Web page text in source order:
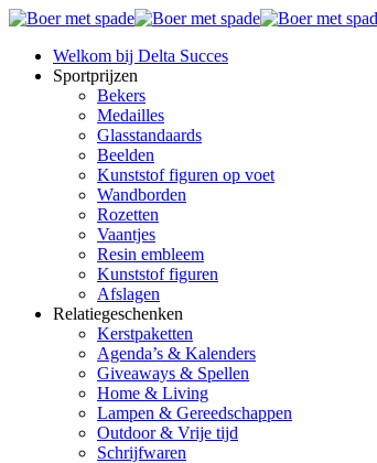
Welkom bij Delta Succes
Sportprijzen
Bekers
Medailles
Glasstandaards
Beelden
Kunststof figuren op voet
Wandborden
Rozetten
Vaantjes
Resin embleem
Kunststof figuren
Afslagen
Relatiegeschenken
Kerstpaketten
Agenda’s & Kalenders
Giveaways & Spellen
Home & Living
Lampen & Gereedschappen
Outdoor & Vrije tijd
Schrijfwaren